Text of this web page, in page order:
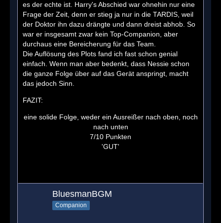
es der echte ist. Harry's Abschied war ohnehin nur eine
Frage der Zeit, denn er stieg ja nur in die TARDIS, weil
der Doktor ihn dazu drängte und dann dreist abhob. So
war er insgesamt zwar kein Top-Companion, aber
durchaus eine Bereicherung für das Team.
Die Auflösung des Plots fand ich fast schon genial
einfach. Wenn man aber bedenkt, dass Nessie schon
die ganze Folge über auf das Gerät anspringt, macht
das jedoch Sinn.
FAZIT:
eine solide Folge, weder ein Ausreißer nach oben, noch
nach unten
7/10 Punkten
'GUT'
BluesmanBGM
Companion